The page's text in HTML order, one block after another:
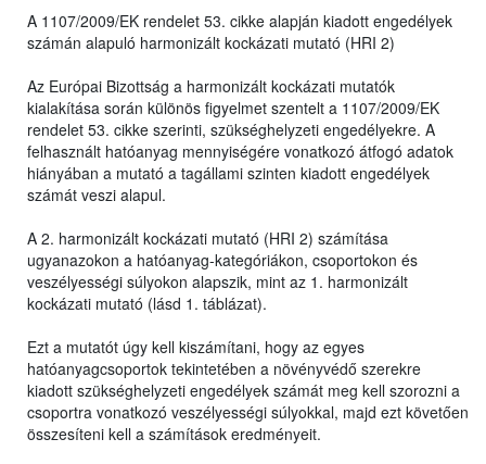
A 1107/2009/EK rendelet 53. cikke alapján kiadott engedélyek
számán alapuló harmonizált kockázati mutató (HRI 2)
Az Európai Bizottság a harmonizált kockázati mutatók
kialakítása során különös figyelmet szentelt a 1107/2009/EK
rendelet 53. cikke szerinti, szükséghelyzeti engedélyekre. A
felhasznált hatóanyag mennyiségére vonatkozó átfogó adatok
hiányában a mutató a tagállami szinten kiadott engedélyek
számát veszi alapul.
A 2. harmonizált kockázati mutató (HRI 2) számítása
ugyanazokon a hatóanyag-kategóriákon, csoportokon és
veszélyességi súlyokon alapszik, mint az 1. harmonizált
kockázati mutató (lásd 1. táblázat).
Ezt a mutatót úgy kell kiszámítani, hogy az egyes
hatóanyagcsoportok tekintetében a növényvédő szerekre
kiadott szükséghelyzeti engedélyek számát meg kell szorozni a
csoportra vonatkozó veszélyességi súlyokkal, majd ezt követően
összesíteni kell a számítások eredményeit.